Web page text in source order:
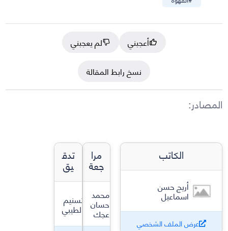
أعجبني
لم يعجبني
نسخ رابط المقالة
المصادر:
الكاتب
أريج حسن
اسماعيل
عرض الملف الشخصي
مرا
جعة
محمد
حسان
عجك
تدق
يق
تسنيم
الطيبي